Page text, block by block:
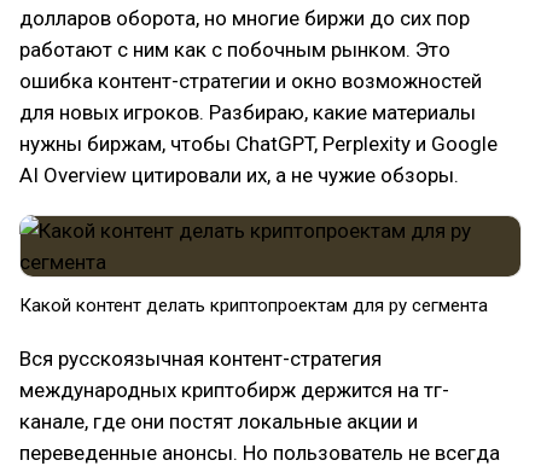
долларов оборота, но многие биржи до сих пор
работают с ним как с побочным рынком. Это
ошибка контент-стратегии и окно возможностей
для новых игроков. Разбираю, какие материалы
нужны биржам, чтобы ChatGPT, Perplexity и Google
AI Overview цитировали их, а не чужие обзоры.
Какой контент делать криптопроектам для ру сегмента
Вся русскоязычная контент-стратегия
международных криптобирж держится на тг-
канале, где они постят локальные акции и
переведенные анонсы. Но пользователь не всегда